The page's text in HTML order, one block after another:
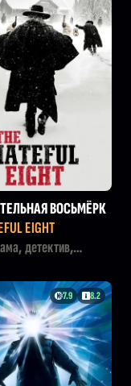
ВОСЬМЁРК
EIGHT
детектив,
7.9 8.2